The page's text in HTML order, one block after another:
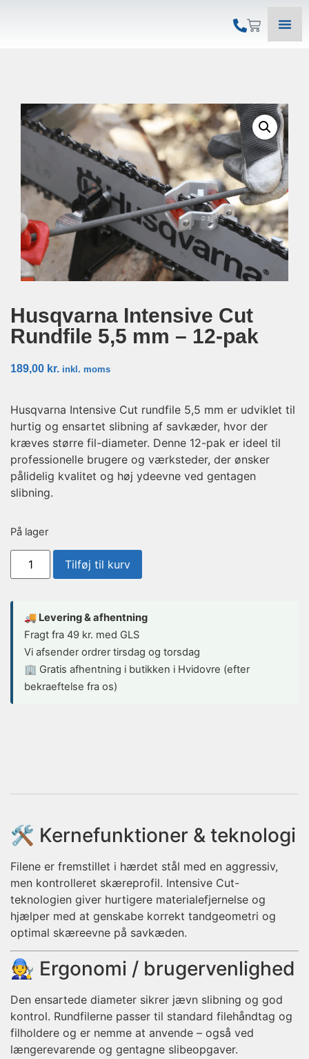
Husqvarna Intensive Cut
Rundfile 5,5 mm – 12-pak
189,00 kr. inkl. moms
Husqvarna Intensive Cut rundfile 5,5 mm er udviklet til
hurtig og ensartet slibning af savkæder, hvor der
kræves større fil-diameter. Denne 12-pak er ideel til
professionelle brugere og værksteder, der ønsker
pålidelig kvalitet og høj ydeevne ved gentagen
slibning.
På lager
Tilføj til kurv
🚚 Levering & afhentning
Fragt fra 49 kr. med GLS
Vi afsender ordrer tirsdag og torsdag
🏢 Gratis afhentning i butikken i Hvidovre (efter
bekraeftelse fra os)
🛠️ Kernefunktioner & teknologi
Filene er fremstillet i hærdet stål med en aggressiv,
men kontrolleret skæreprofil. Intensive Cut-
teknologien giver hurtigere materialefjernelse og
hjælper med at genskabe korrekt tandgeometri og
optimal skæreevne på savkæden.
🧑‍🔧 Ergonomi / brugervenlighed
Den ensartede diameter sikrer jævn slibning og god
kontrol. Rundfilerne passer til standard filehåndtag og
filholdere og er nemme at anvende – også ved
længerevarende og gentagne slibeopgaver.